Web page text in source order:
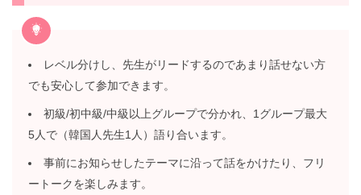
レベル分けし、先生がリードするのであまり話せない
方でも安心して参加できます。
初級/初中級/中級以上グループで分かれ、1グループ最
大5人で（韓国人先生1人）語り合います。
事前にお知らせしたテーマに沿って話をかけたり、フ